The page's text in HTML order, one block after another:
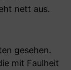
nett aus.
gesehen.
mit Faulheit